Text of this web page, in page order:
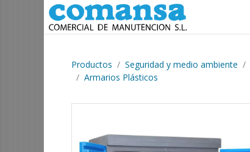
Ir al contenido
Productos Seguridad y medio ambiente
Armarios Plásticos